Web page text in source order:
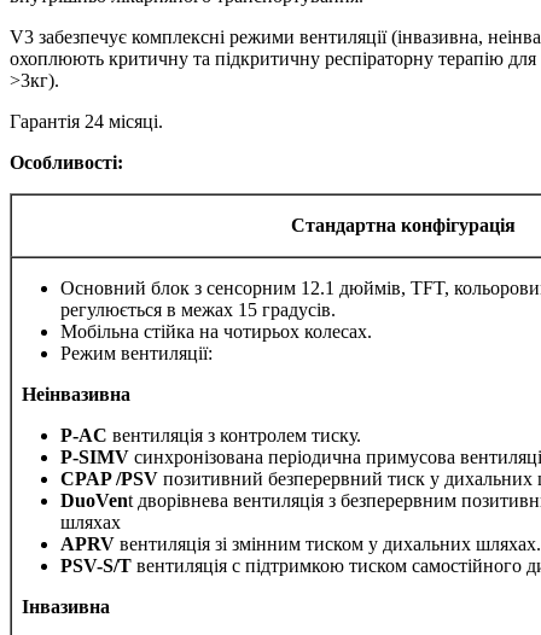
V3 забезпечує комплексні режими вентиляції (інвазивна,
охоплюють критичну та підкритичну респіраторну терапію
>3кг).
Гарантія 24 місяці.
Особливості:
Стандартна конфігурація
Основний блок з сенсорним 12.1 дюймів, TFT,
регулюється в межах 15 градусів.
Мобільна стійка на чотирьох колесах.
Режим вентиляції:
Неінвазивна
P-AC вентиляція з контролем тиску.
P-SIMV синхронізована періодична примусова
CPAP/PSV позитивний безперервний тиск у дихальних
DuoVent дворівнева вентиляція з безперервним
шляхах
APRV вентиляція зі змінним тиском у дихальних шляхах.
PSV-S/T вентиляція c підтримкою тиском самостійного
Інвазивна